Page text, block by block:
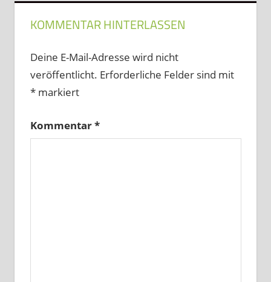
KOMMENTAR HINTERLASSEN
Deine E-Mail-Adresse wird nicht
veröffentlicht. Erforderliche Felder sind mit
*markiert
Kommentar*